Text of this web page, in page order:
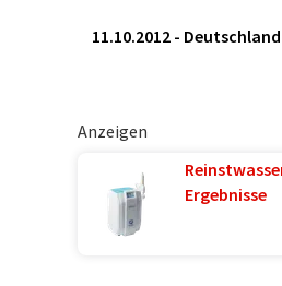
11.10.2012 - Deutschland
Anzeigen
Ergebnisse